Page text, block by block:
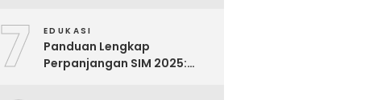
7 EDUKASI
Panduan Lengkap
Perpanjangan SIM 2025: